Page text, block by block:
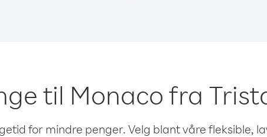
til Monaco fra
for mindre penger. Velg blant våre fleksible,